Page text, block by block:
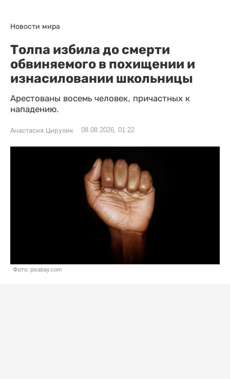
Новости мира
Толпа избила до смерти
обвиняемого в похищении и
изнасиловании школьницы
Арестованы восемь человек, причастных к
нападению.
Анастасия Цирулик 08.08.2026, 01:22
Фото: pixabay.com